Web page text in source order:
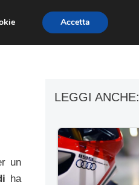
MOTO MOTO GP
un
ha
LEGGI ANCHE:
Accetta